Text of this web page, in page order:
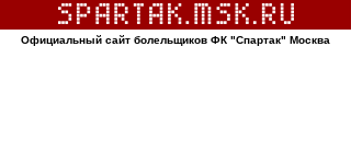
Официальный сайт болельщиков ФК "Спартак" Москва